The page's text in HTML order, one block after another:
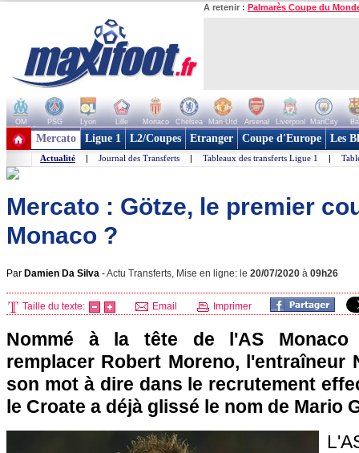
A retenir : Palmarès Coupe du
OM PSG Lyon Lille Monaco Chelsea Man Utd Arsenal Liverpool ManCity
+ de clubs
Mercato Ligue 1 L2/Coupes Etranger Coupe d'Europe Les
Actualité | Journal des Transferts | Tableaux des transferts Ligue 1 |
Mercato : Götze, le premier
Monaco ?
Par Damien Da Silva -Actu Transferts, Mise en ligne: le 20/07/2020 à 09h26
Taille du texte: Email Imprimer
Nommé à la tête de l'AS Monaco
remplacer Robert Moreno, l'entraîneur
son mot à dire dans le recrutement
le Croate a déjà glissé le nom de Mario